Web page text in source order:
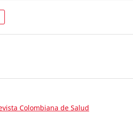
Colombiana de Salud